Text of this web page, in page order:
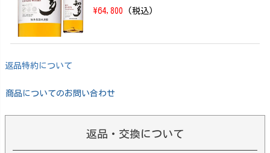
\64,800 (税込)
返品特約について
商品についてのお問い合わせ
返品・交換について